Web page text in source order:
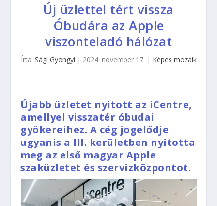
Új üzlettel tért vissza
Óbudára az Apple
viszonteladó hálózat
Írta: Sági Gyöngyi | 2024. november 17. | Képes mozaik
Újabb üzletet nyitott az iCentre,
amellyel visszatér óbudai
gyökereihez. A cég jogelődje
ugyanis a III. kerületben nyitotta
meg az első magyar Apple
szaküzletet és szervizközpontot.